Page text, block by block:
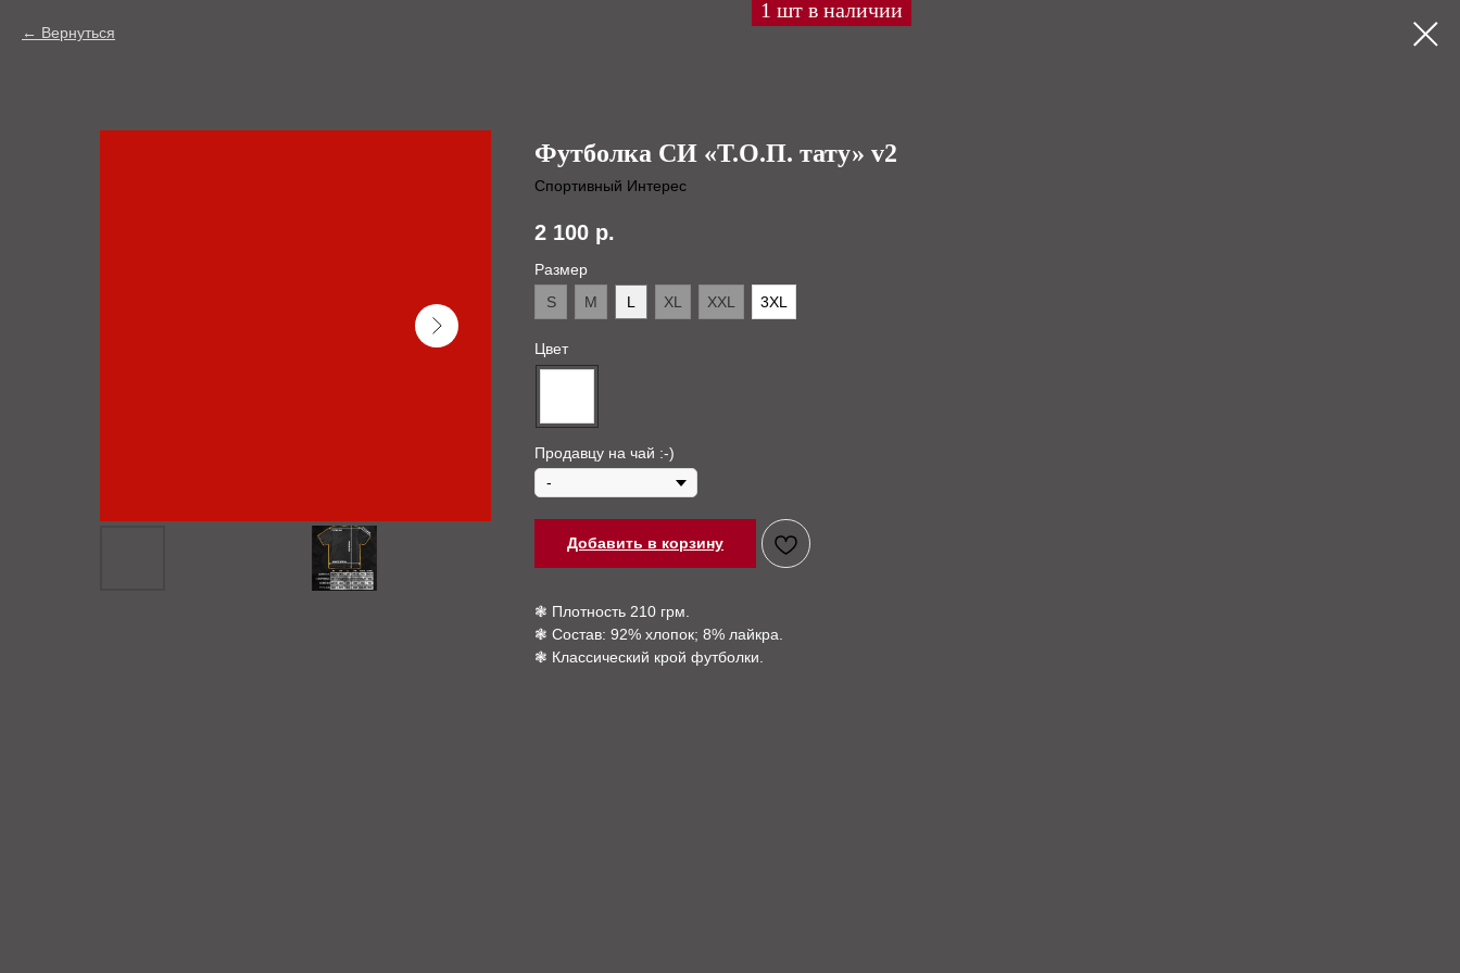
Вернуться
Футболка СИ «Т.О.П. тату» v2
Спортивный Интерес
2 100 р.
Размер
S
M L XL XXL 3XL
Цвет
Продавцу на чай :-)
Добавить в корзину
❃ Плотность 210 грм.
❃ Состав: 92% хлопок; 8% лайкра.
❃ Классический крой футболки.